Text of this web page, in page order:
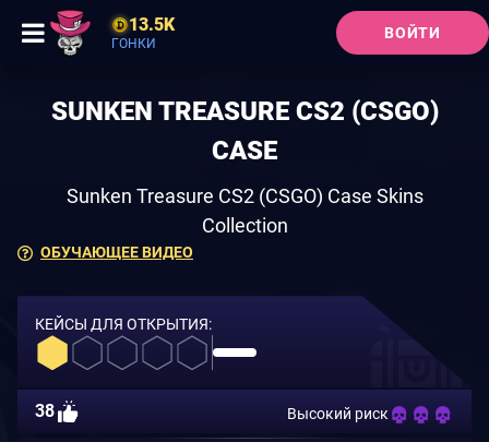
13.5K
ГОНКИ
ВОЙТИ
ОБУЧАЮЩЕЕ ВИДЕО
SUNKEN TREASURE CS2 (CSGO)
CASE
Sunken Treasure CS2 (CSGO) Case Skins
Collection
КЕЙСЫ ДЛЯ ОТКРЫТИЯ:
38 Высокий риск